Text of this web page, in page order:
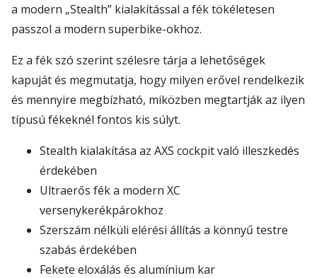
a modern „Stealth” kialakítással a fék tökéletesen
passzol a modern superbike-okhoz.
Ez a fék szó szerint szélesre tárja a lehetőségek
kapuját és megmutatja, hogy milyen erővel rendelkezik
és mennyire megbízható, miközben megtartják az ilyen
típusú fékeknél fontos kis súlyt.
Stealth kialakítása az AXS cockpit való illeszkedés
érdekében
Ultraerős fék a modern XC
versenykerékpárokhoz
Szerszám nélküli elérési állítás a könnyű testre
szabás érdekében
Fekete eloxálás és alumínium kar